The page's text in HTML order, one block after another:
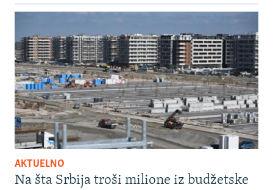
AKTUELNO
Na šta Srbija troši milione iz budžetske